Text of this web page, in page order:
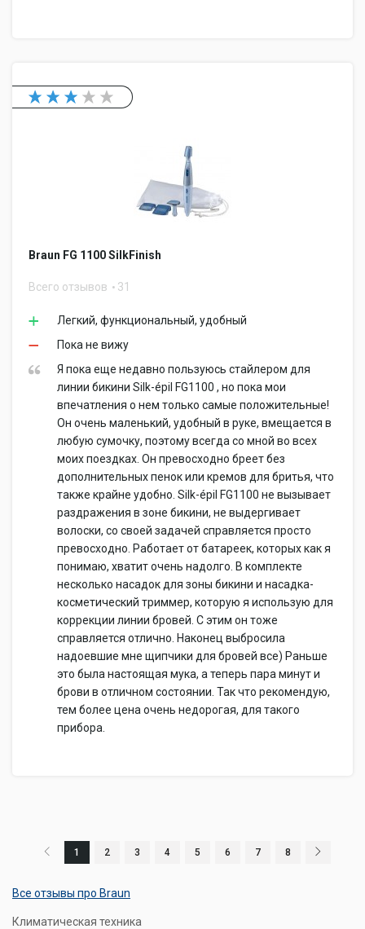
Braun FG 1100 SilkFinish
Всего отзывов 31
Легкий, функциональный, удобный
Пока не вижу
Я пока еще недавно пользуюсь стайлером для
линии бикини Silk-épil FG1100 , но пока мои
впечатления о нем только самые положительные!
Он очень маленький, удобный в руке, вмещается в
любую сумочку, поэтому всегда со мной во всех
моих поездках. Он превосходно бреет без
дополнительных пенок или кремов для бритья, что
также крайне удобно. Silk-épil FG1100 не вызывает
раздражения в зоне бикини, не выдергивает
волоски, со своей задачей справляется просто
превосходно. Работает от батареек, которых как я
понимаю, хватит очень надолго. В комплекте
несколько насадок для зоны бикини и насадка-
косметический триммер, которую я использую для
коррекции линии бровей. С этим он тоже
справляется отлично. Наконец выбросила
надоевшие мне щипчики для бровей все) Раньше
это была настоящая мука, а теперь пара минут и
брови в отличном состоянии. Так что рекомендую,
тем более цена очень недорогая, для такого
прибора.
1 2 3 4 5 6 7 8
Все отзывы про Braun
Климатическая техника